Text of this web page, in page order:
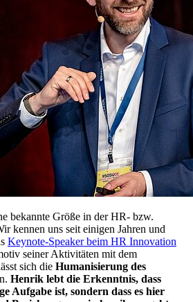
bekannte Größe in der HR- bzw.
kennen uns seit einigen Jahren und
Keynote-Speaker beim HR Innovation
seiner Aktivitäten mit dem
sich die Humanisierung des
Henrik lebt die Erkenntnis, dass
Aufgabe ist, sondern dass es hier